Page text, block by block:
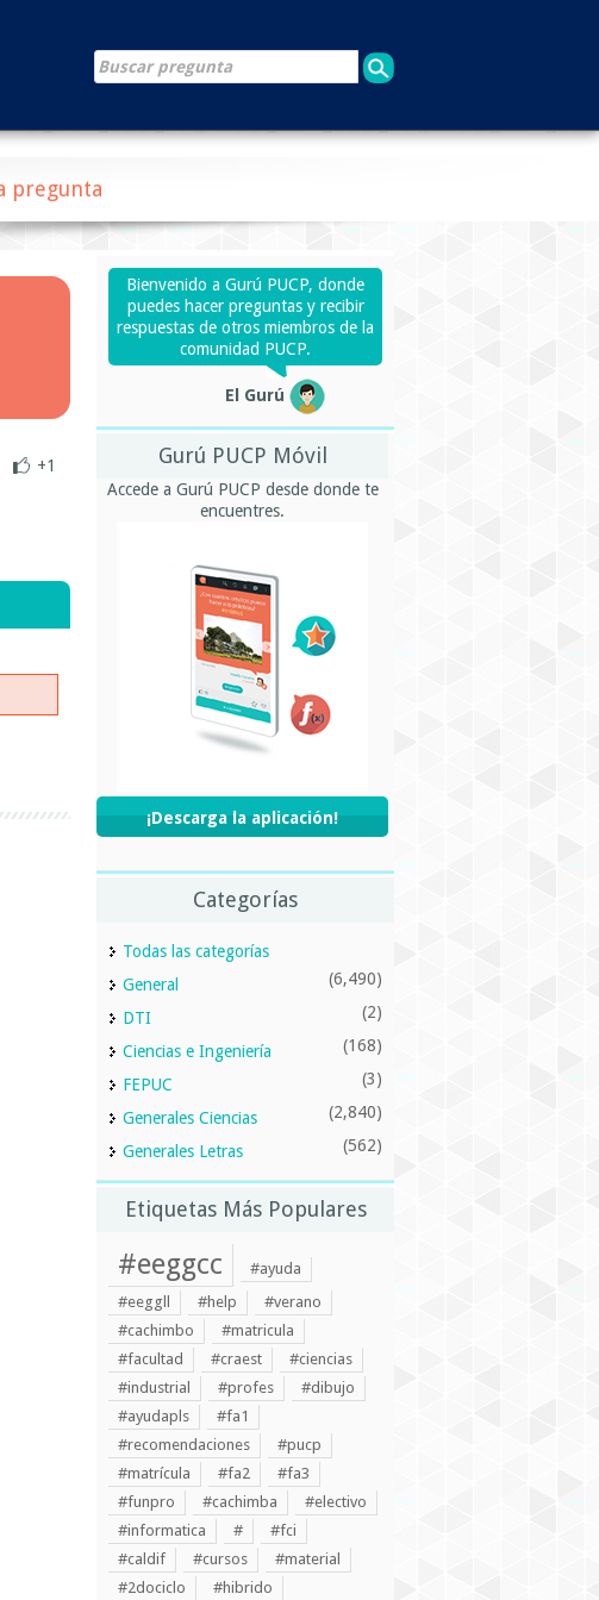
pregunta
+1
Bienvenido a Gurú PUCP, donde
puedes hacer preguntas y recibir
respuestas de otros miembros de la
comunidad PUCP.
El Gurú
Gurú PUCP Móvil
Accede a Gurú PUCP desde donde te
encuentres.
¡Descarga la aplicación!
Categorías
Todas las categorías
General
(6,490)
DTI (2)
Ciencias e Ingeniería (168)
FEPUC (3)
Generales Ciencias (2,840)
Generales Letras (562)
Etiquetas Más Populares
#eeggcc
#ayuda
#eeggll
#help
#verano
#cachimbo
#matricula
#facultad
#craest
#ciencias
#industrial
#profes
#dibujo
#ayudapls
#fa1
#recomendaciones
#pucp
#matrícula
#fa2
#fa3
#funpro
#cachimba
#electivo
#informatica
#
#fci
#caldif
#cursos
#material
#2dociclo
#hibrido